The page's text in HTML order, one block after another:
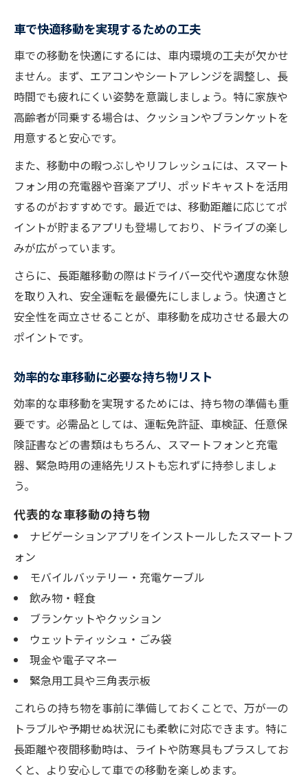
車で快適移動を実現するための工夫
車での移動を快適にするには、車内環境の工夫が欠かせ
ません。まず、エアコンやシートアレンジを調整し、長
時間でも疲れにくい姿勢を意識しましょう。特に家族や
高齢者が同乗する場合は、クッションやブランケットを
用意すると安心です。
また、移動中の暇つぶしやリフレッシュには、スマート
フォン用の充電器や音楽アプリ、ポッドキャストを活用
するのがおすすめです。最近では、移動距離に応じてポ
イントが貯まるアプリも登場しており、ドライブの楽し
みが広がっています。
さらに、長距離移動の際はドライバー交代や適度な休憩
を取り入れ、安全運転を最優先にしましょう。快適さと
安全性を両立させることが、車移動を成功させる最大の
ポイントです。
効率的な車移動に必要な持ち物リスト
効率的な車移動を実現するためには、持ち物の準備も重
要です。必需品としては、運転免許証、車検証、任意保
険証書などの書類はもちろん、スマートフォンと充電
器、緊急時用の連絡先リストも忘れずに持参しましょ
う。
代表的な車移動の持ち物
ナビゲーションアプリをインストールしたスマートフ
ォン
モバイルバッテリー・充電ケーブル
飲み物・軽食
ブランケットやクッション
ウェットティッシュ・ごみ袋
現金や電子マネー
緊急用工具や三角表示板
これらの持ち物を事前に準備しておくことで、万が一の
トラブルや予期せぬ状況にも柔軟に対応できます。特に
長距離や夜間移動時は、ライトや防寒具もプラスしてお
くと、より安心して車での移動を楽しめます。